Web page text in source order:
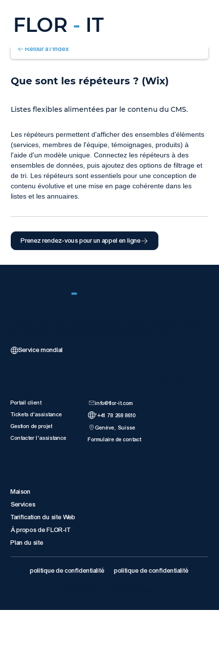
FLOR - IT
Retour à l'index
Que sont les répéteurs ? (Wix)
Listes flexibles alimentées par le contenu du CMS.
Les répéteurs permettent d'afficher des ensembles d'éléments
(services, membres de l'équipe, témoignages, produits) à
l'aide d'un modèle unique. Connectez les répéteurs à des
ensembles de données, puis ajoutez des options de filtrage et
de tri. Les répéteurs sont essentiels pour une conception de
contenu évolutive et une mise en page cohérente dans les
listes et les annuaires.
Prenez rendez-vous pour un appel en ligne
-
Service mondial
Portail client
Tickets d'assistance
Gestion de projet
Contacter l'assistance
info@flor-it.com
'+41 78 268 8610
Genève, Suisse
Formulaire de contact
Maison
Services
Tarification du site Web
À propos de FLOR-IT
Plan du site
politique de confidentialité politique de confidentialité